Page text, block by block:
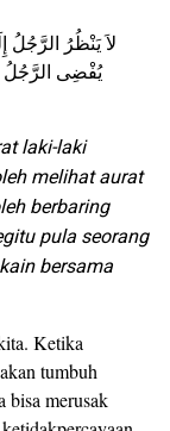
لاَ يَنْظُرُ الرَّجُلُ
يُفْضِى الرَّجُلُ
laki-laki
melihat aurat
berbaring
pula seorang
bersama
Ketika
tumbuh
bisa merusak